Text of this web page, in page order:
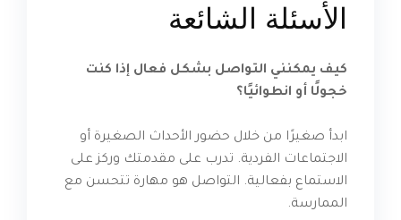
الأسئلة الشائعة
كيف يمكنني التواصل بشكل فعال إذا كنت
خجولًا أو انطوائيًا؟
ابدأ صغيرًا من خلال حضور الأحداث الصغيرة أو
الاجتماعات الفردية. تدرب على مقدمتك وركز على
الاستماع بفعالية. التواصل هو مهارة تتحسن مع
الممارسة.